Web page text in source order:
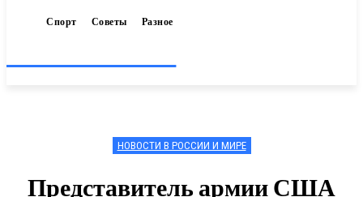
Спорт Советы Разное
НОВОСТИ В РОССИИ И МИРЕ
Представитель армии США